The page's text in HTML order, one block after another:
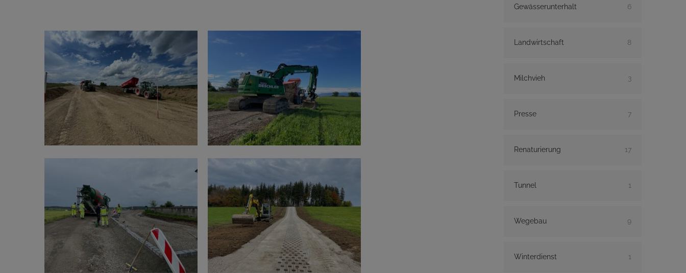
Gewässerunterhalt 6
Landwirtschaft 8
Milchvieh 3
Presse 7
Renaturierung 17
Tunnel 1
Wegebau 9
Winterdienst 1